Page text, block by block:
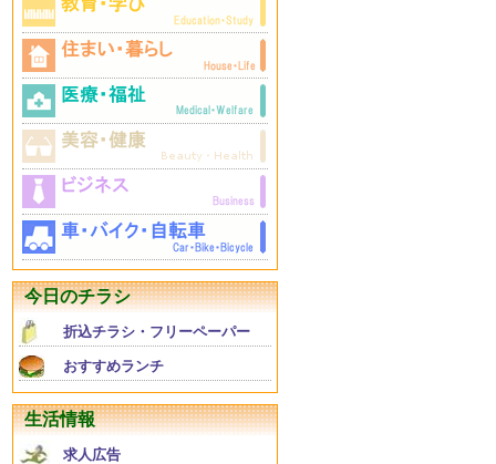
今日のチラシ
折込チラシ・フリーペーパー
おすすめランチ
生活情報
求人広告